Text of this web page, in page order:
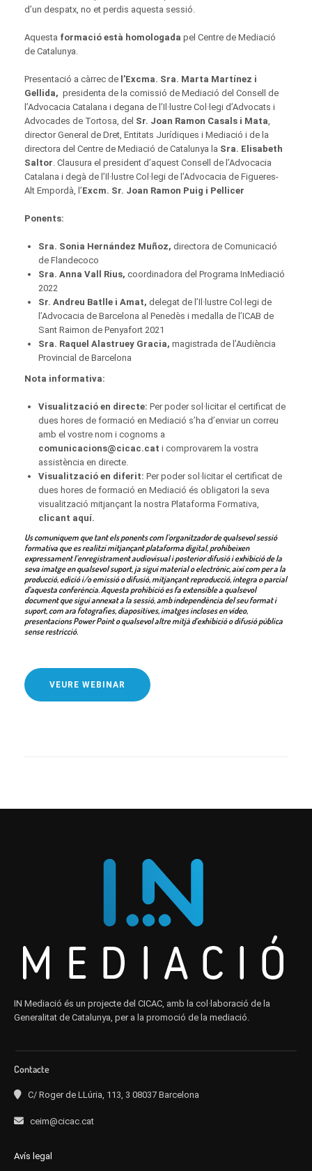
d’un despatx, no et perdis aquesta sessió.
Aquesta formació està homologada pel Centre de Mediació
de Catalunya.
Presentació a càrrec de l’Excma. Sra. Marta Martínez i
Gellida, presidenta de la comissió de Mediació del Consell de
l’Advocacia Catalana i degana de l’Il·lustre Col·legi d’Advocats i
Advocades de Tortosa, del Sr. Joan Ramon Casals i Mata,
director General de Dret, Entitats Jurídiques i Mediació i de la
directora del Centre de Mediació de Catalunya la Sra. Elisabeth
Saltor. Clausura el president d’aquest Consell de l’Advocacia
Catalana i degà de l’Il·lustre Col·legi de l’Advocacia de Figueres-
Alt Empordà, l’Excm. Sr. Joan Ramon Puig i Pellicer
Ponents:
Sra. Sonia Hernández Muñoz, directora de Comunicació
de Flandecoco
Sra. Anna Vall Rius, coordinadora del Programa InMediació
2022
Sr. Andreu Batlle i Amat, delegat de l’Il·lustre Col·legi de
l’Advocacia de Barcelona al Penedès i medalla de l’ICAB de
Sant Raimon de Penyafort 2021
Sra. Raquel Alastruey Gracia, magistrada de l’Audiència
Provincial de Barcelona
Nota informativa:
Visualització en directe: Per poder sol·licitar el certificat de
dues hores de formació en Mediació s’ha d’enviar un correu
amb el vostre nom i cognoms a
comunicacions@cicac.cat i comprovarem la vostra
assistència en directe.
Visualització en diferit: Per poder sol·licitar el certificat de
dues hores de formació en Mediació és obligatori la seva
visualització mitjançant la nostra Plataforma Formativa,
clicant aquí.
Us comuniquem que tant els ponents com l’organitzador de qualsevol sessió
formativa que es realitzi mitjançant plataforma digital, prohibeixen
expressament l’enregistrament audiovisual i posterior difusió i exhibició de la
seva imatge en qualsevol suport, ja sigui material o electrònic, així com per a la
producció, edició i/o emissió o difusió, mitjançant reproducció, íntegra o parcial
d’aquesta conferència. Aquesta prohibició es fa extensible a qualsevol
document que sigui annexat a la sessió, amb independència del seu format i
suport, com ara fotografies, diapositives, imatges incloses en vídeo,
presentacions Power Point o qualsevol altre mitjà d’exhibició o difusió pública
sense restricció.
VEURE WEBINAR
IN Mediació és un projecte del CICAC, amb la col·laboració de la
Generalitat de Catalunya, per a la promoció de la mediació.
Contacte
C/ Roger de LLúria, 113, 3 08037 Barcelona
ceim@cicac.cat
Avís legal